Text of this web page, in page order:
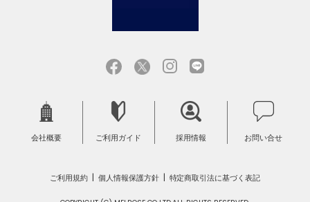
会社概要 ご利用ガイド 採用情報 お問い合せ
ご利用規約 個人情報保護方針 特定商取引法に基づく表記